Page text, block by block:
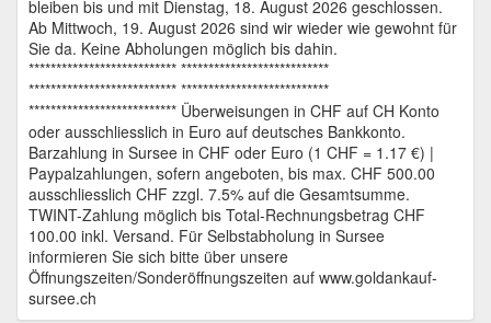
bleiben bis und mit Dienstag, 18. August 2026 geschlossen.
Ab Mittwoch, 19. August 2026 sind wir wieder wie gewohnt für
Sie da. Keine Abholungen möglich bis dahin.
*************************** ***************************
*************************** ***************************
*************************** Überweisungen in CHF auf CH Konto
oder ausschliesslich in Euro auf deutsches Bankkonto.
Barzahlung in Sursee in CHF oder Euro (1 CHF = 1.17 €) |
Paypalzahlungen, sofern angeboten, bis max. CHF 500.00
ausschliesslich CHF zzgl. 7.5% auf die Gesamtsumme.
TWINT-Zahlung möglich bis Total-Rechnungsbetrag CHF
100.00 inkl. Versand. Für Selbstabholung in Sursee
informieren Sie sich bitte über unsere
Öffnungszeiten/Sonderöffnungszeiten auf www.goldankauf-
sursee.ch